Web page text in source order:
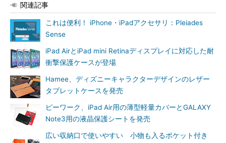
関連記事
これは便利！ iPhone・iPadアクセサリ：Pleiades
Sense
iPad AirとiPad mini Retinaディスプレイに対応した耐
衝撃保護ケースが登場
Hamee、ディズニーキャラクターデザインのレザー
タブレットケースを発売
ピーワーク、iPad Air用の薄型軽量カバーとGALAXY
Note3用の液晶保護シートを発売
広い収納口で使いやすい 小物も入るポケット付き